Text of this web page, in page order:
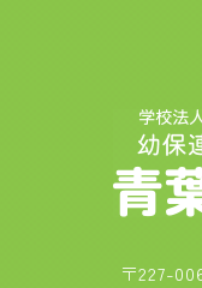
〒227-